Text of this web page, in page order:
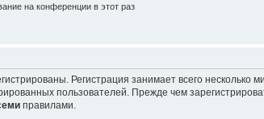
на конференции в этот раз
Регистрация занимает всего
пользователей. Прежде чем
правилами.